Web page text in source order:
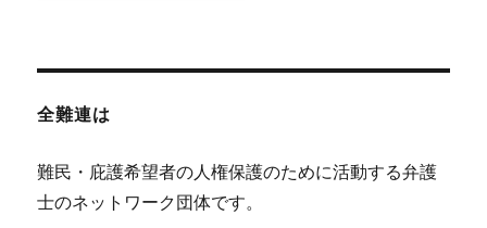
全難連は
難民・庇護希望者の人権保護のために活動する弁護
士のネットワーク団体です。